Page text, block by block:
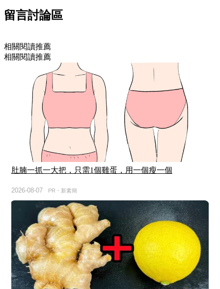
留言討論區
相關閱讀推薦
相關閱讀推薦
肚腩一抓一大把，只需1個雞蛋，用一個瘦一個
PR・新素簡
2026-08-07